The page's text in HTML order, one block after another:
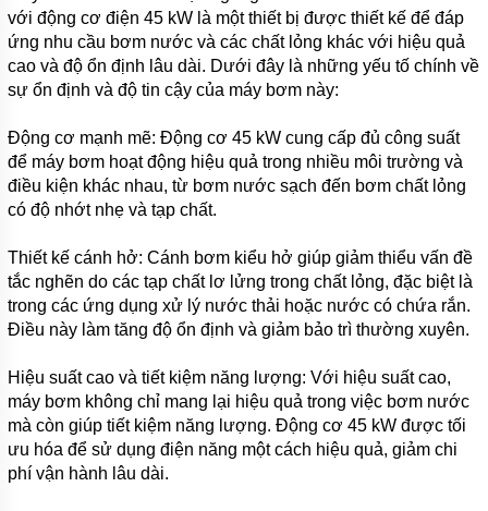
TIN
TỨC
GIỚI
SẢN
PHẨM
MỚI
LIÊN
với động cơ điện 45 kW là một thiết bị được thiết kế để đáp
ứng nhu cầu bơm nước và các chất lỏng khác với hiệu quả
cao và độ ổn định lâu dài. Dưới đây là những yếu tố chính về
sự ổn định và độ tin cậy của máy bơm này:
Động cơ mạnh mẽ: Động cơ 45 kW cung cấp đủ công suất
để máy bơm hoạt động hiệu quả trong nhiều môi trường và
điều kiện khác nhau, từ bơm nước sạch đến bơm chất lỏng
có độ nhớt nhẹ và tạp chất.
Thiết kế cánh hở: Cánh bơm kiểu hở giúp giảm thiểu vấn đề
tắc nghẽn do các tạp chất lơ lửng trong chất lỏng, đặc biệt là
trong các ứng dụng xử lý nước thải hoặc nước có chứa rắn.
Điều này làm tăng độ ổn định và giảm bảo trì thường xuyên.
Hiệu suất cao và tiết kiệm năng lượng: Với hiệu suất cao,
máy bơm không chỉ mang lại hiệu quả trong việc bơm nước
mà còn giúp tiết kiệm năng lượng. Động cơ 45 kW được tối
ưu hóa để sử dụng điện năng một cách hiệu quả, giảm chi
phí vận hành lâu dài.